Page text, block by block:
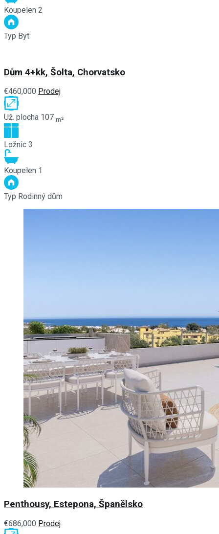
Koupelen 2
Typ Byt
Dům 4+kk, Šolta, Chorvatsko
€460,000 Prodej
Už. plocha 107 m²
Ložnic 3
Koupelen 1
Typ Rodinný dům
Penthousy, Estepona, Španělsko
€686,000 Prodej